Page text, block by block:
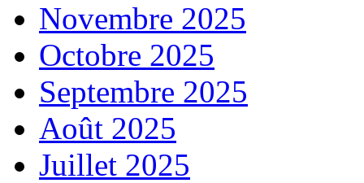
Novembre 2025
Octobre 2025
Septembre 2025
Août 2025
Juillet 2025